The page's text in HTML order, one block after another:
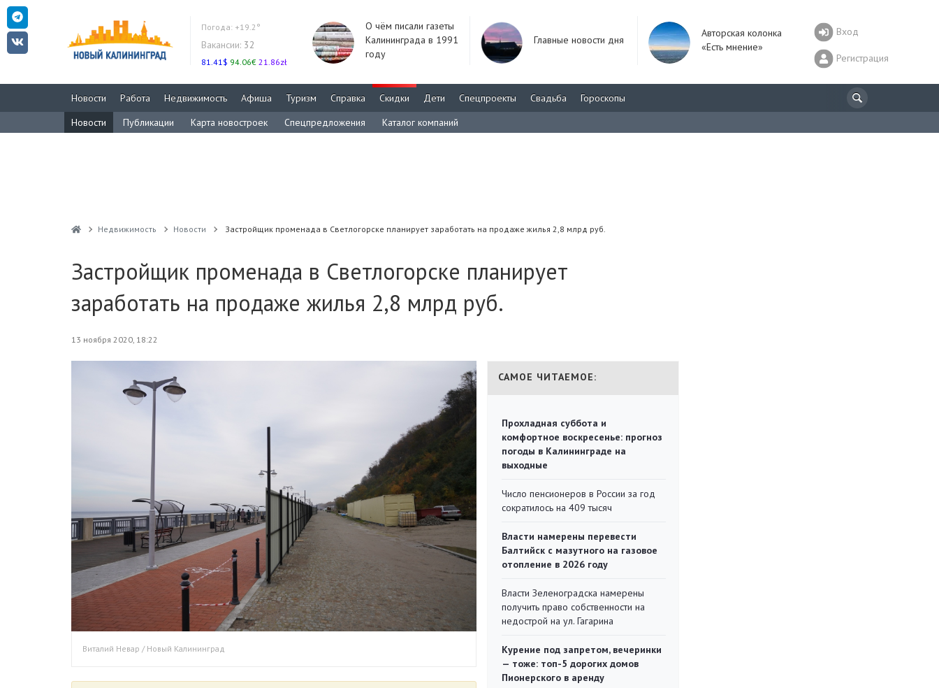
Погода: +19.2°
Вакансии: 32
81.41$ 94.06€ 21.86zł
О чём писали газеты
Калининграда в 1991
году
Главные новости дня
Авторская колонка
«Есть мнение»
Вход
Регистрация
Новости Работа Недвижимость Афиша Туризм Справка Скидки Дети Спецпроекты Свадьба
Гороскопы
Новости
Публикации Карта новостроек Спецпредложения Каталог компаний
Недвижимость Новости Застройщик променада в Светлогорске планирует заработать на продаже жилья 2,8 млрд руб.
Застройщик променада в Светлогорске планирует
заработать на продаже жилья 2,8 млрд руб.
13 ноября 2020, 18:22
Виталий Невар / Новый Калининград
САМОЕ ЧИТАЕМОЕ:
Прохладная суббота и
комфортное воскресенье: прогноз
погоды в Калининграде на
выходные
Число пенсионеров в России за год
сократилось на 409 тысяч
Власти намерены перевести
Балтийск с мазутного на газовое
отопление в 2026 году
Власти Зеленоградска намерены
получить право собственности на
недострой на ул. Гагарина
Курение под запретом, вечеринки
— тоже: топ-5 дорогих домов
Пионерского в аренду